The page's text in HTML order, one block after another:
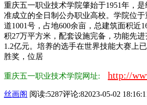
重庆五一职业技术学院肇始于1951年，
准成立的全日制公办职业高校。学院位
道1001号，占地600余亩，总建筑面积近
积27万平方米，配套设施完备，功能先
1.2亿元。培养的选手在世界技能大赛上
胜奖，位居
重庆五一职业技术学院网址: http://
丝画阁 阅读:5287评论:82023-05-02